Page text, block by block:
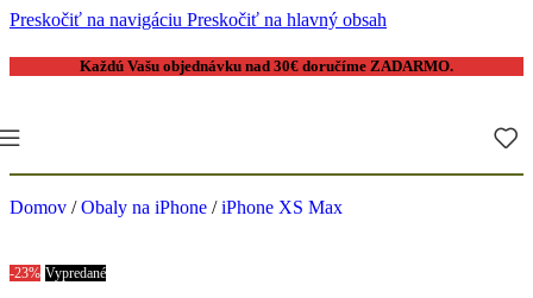
Preskočiť na navigáciu Preskočiť na hlavný obsah
Každú Vašu objednávku nad 30€ doručíme ZADARMO.
Domov / Obaly na iPhone / iPhone XS Max
-23% Vypredané